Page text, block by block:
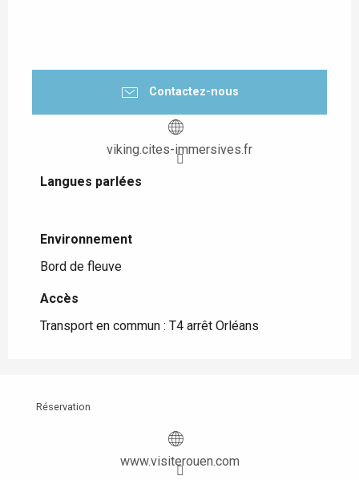
Contactez-nous
viking.cites-immersives.fr
Langues parlées
Langues parlées
Environnement
Environnement
Bord de fleuve
Accès
Accès
Transport en commun : T4 arrêt Orléans
Réservation
www.visiterouen.com